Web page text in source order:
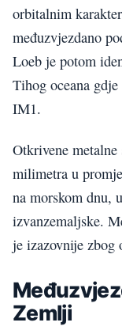
orbitalnim
međuzvjezdano
Loeb je potom
Tihog oceana
IM1.
Otkrivene
milimetra u
na morskom dnu,
izvanzemaljske.
je izazovnije zbog
Zemlji